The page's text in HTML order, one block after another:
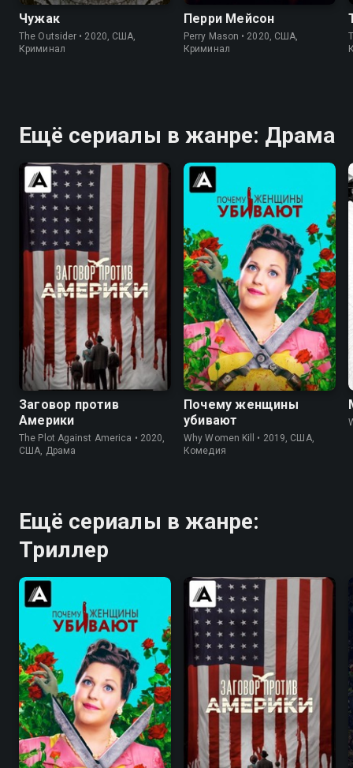
Чужак
The Outsider • 2020, США,
Криминал
Перри Мейсон
Perry Mason • 2020, США,
Криминал
Ещё сериалы в жанре: Драма
6.7 7.3
Заговор против
Америки
The Plot Against America • 2020,
США, Драма
8.3 8.3
Почему женщины
убивают
Why Women Kill • 2019, США,
Комедия
Ещё сериалы в жанре:
Триллер